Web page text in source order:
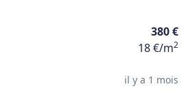
380 €
18 €/m2
il y a 1 mois